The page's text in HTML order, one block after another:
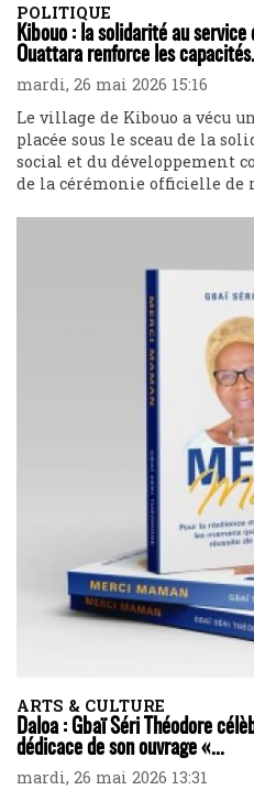
POLITIQUE
Kibouo : la solidarité au service
Ouattara renforce les
mardi, 26 mai 2026 15:16
Le village de Kibouo a vécu
placée sous le sceau de la
social et du développement
de la cérémonie officielle de
ARTS & CULTURE
Daloa : Gbaï Séri Théodore
dédicace de son ouvrage «...
mardi, 26 mai 2026 13:31